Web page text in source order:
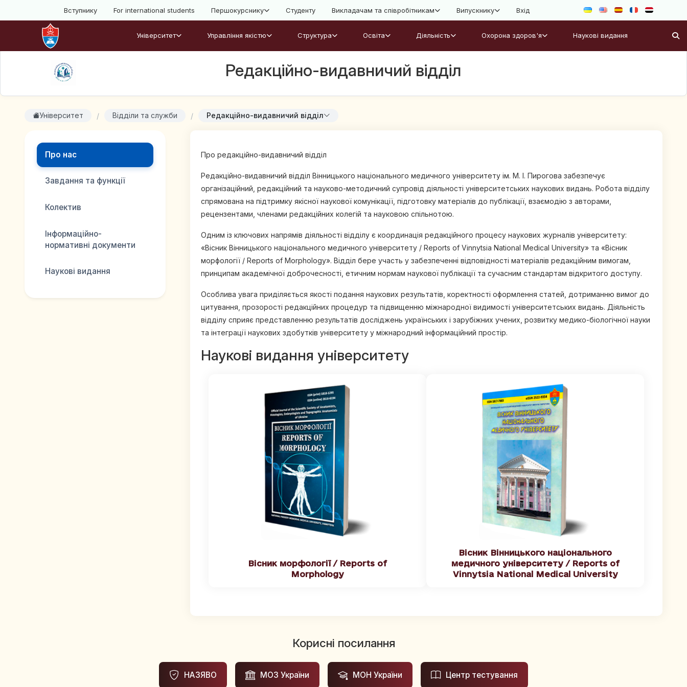
Вступнику For international students Першокурснику Студенту Викладачам та співробітникам Випускнику Вхід
Університет Управління якістю Структура Освіта Діяльність Охорона здоров'я Наукові видання
Редакційно-видавничий відділ
Університет Відділи та служби Редакційно-видавничий відділ
Про нас
Завдання та функції
Колектив
Інформаційно-
нормативні документи
Наукові видання
Про редакційно-видавничий відділ
Редакційно-видавничий відділ Вінницького національного медичного університету ім. М. І. Пирогова забезпечує
організаційний, редакційний та науково-методичний супровід діяльності університетських наукових видань. Робота відділу
спрямована на підтримку якісної наукової комунікації, підготовку матеріалів до публікації, взаємодію з авторами,
рецензентами, членами редакційних колегій та науковою спільнотою.
Одним із ключових напрямів діяльності відділу є координація редакційного процесу наукових журналів університету:
«Вісник Вінницького національного медичного університету / Reports of Vinnytsia National Medical University» та «Вісник
морфології / Reports of Morphology». Відділ бере участь у забезпеченні відповідності матеріалів редакційним вимогам,
принципам академічної доброчесності, етичним нормам наукової публікації та сучасним стандартам відкритого доступу.
Особлива увага приділяється якості подання наукових результатів, коректності оформлення статей, дотриманню вимог до
цитування, прозорості редакційних процедур та підвищенню міжнародної видимості університетських видань. Діяльність
відділу сприяє представленню результатів досліджень українських і зарубіжних учених, розвитку медико-біологічної науки
та інтеграції наукових здобутків університету у міжнародний інформаційний простір.
Наукові видання університету
Вісник морфології / Reports of
Morphology
Вісник Вінницького національного
медичного університету / Reports of
Vinnytsia National Medical University
Корисні посилання
НАЗЯВО МОЗ України МОН України Центр тестування